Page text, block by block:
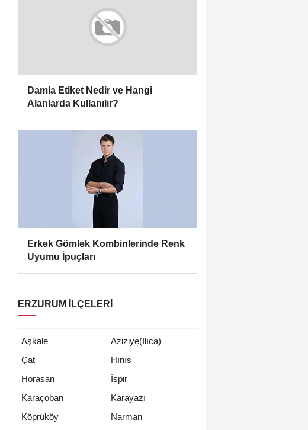
Damla Etiket Nedir ve Hangi
Alanlarda Kullanılır?
Erkek Gömlek Kombinlerinde Renk
Uyumu İpuçları
ERZURUM İLÇELERI
Aşkale
Aziziye(Ilıca)
Çat
Hınıs
Horasan
İspir
Karaçoban
Karayazı
Köprüköy
Narman